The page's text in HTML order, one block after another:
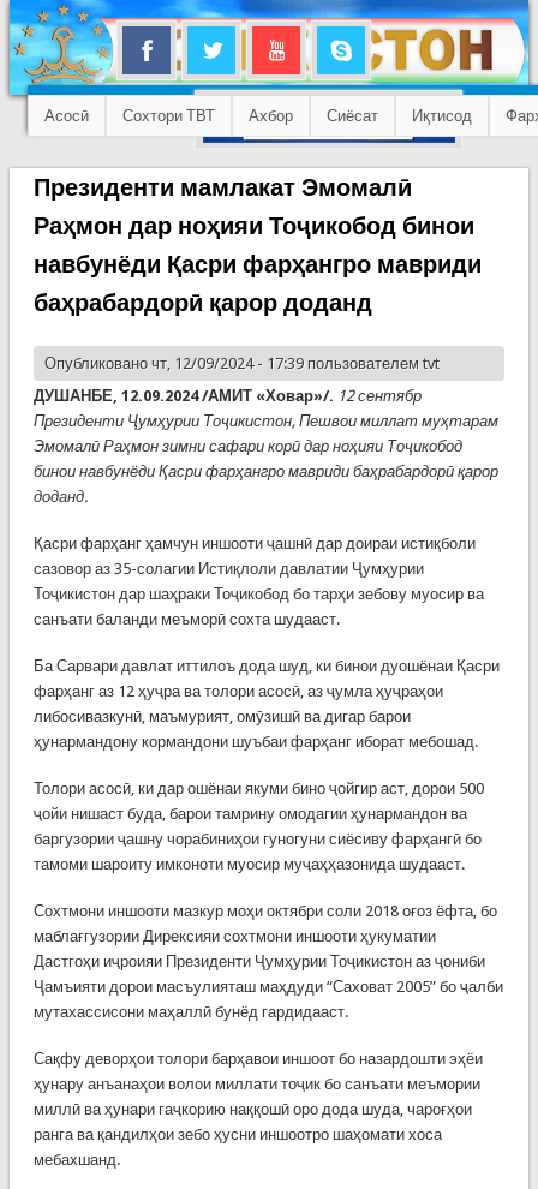
Асосӣ Сохтори ТВТ Ахбор Сиёсат Иқтисод
Президенти мамлакат Эмомалӣ
Раҳмон дар ноҳияи Тоҷикобод бинои
навбунёди Қасри фарҳангро мавриди
баҳрабардорӣ қарор доданд
Опубликовано чт, 12/09/2024 - 17:39 пользователем tvt
ДУШАНБЕ, 12.09.2024 /АМИТ «Ховар»/. 12 сентябр
Президенти Ҷумҳурии Тоҷикистон, Пешвои миллат муҳтарам
Эмомалӣ Раҳмон зимни сафари корӣ дар ноҳияи Тоҷикобод
бинои навбунёди Қасри фарҳангро мавриди баҳрабардорӣ қарор
доданд.
Қасри фарҳанг ҳамчун иншооти ҷашнӣ дар доираи истиқболи
сазовор аз 35-солагии Истиқлоли давлатии Ҷумҳурии
Тоҷикистон дар шаҳраки Тоҷикобод бо тарҳи зебову муосир ва
санъати баланди меъморӣ сохта шудааст.
Ба Сарвари давлат иттилоъ дода шуд, ки бинои дуошёнаи Қасри
фарҳанг аз 12 ҳуҷра ва толори асосӣ, аз ҷумла ҳуҷраҳои
либосивазкунӣ, маъмурият, омӯзишӣ ва дигар барои
ҳунармандону кормандони шуъбаи фарҳанг иборат мебошад.
Толори асосӣ, ки дар ошёнаи якуми бино ҷойгир аст, дорои 500
ҷойи нишаст буда, барои тамрину омодагии ҳунармандон ва
баргузории ҷашну чорабиниҳои гуногуни сиёсиву фарҳангӣ бо
тамоми шароиту имконоти муосир муҷаҳҳазонида шудааст.
Сохтмони иншооти мазкур моҳи октябри соли 2018 оғоз ёфта, бо
маблағгузории Дирексияи сохтмони иншооти ҳукуматии
Дастгоҳи иҷроияи Президенти Ҷумҳурии Тоҷикистон аз ҷониби
Ҷамъияти дорои масъулияташ маҳдуди “Саховат 2005” бо ҷалби
мутахассисони маҳаллӣ бунёд гардидааст.
Сақфу деворҳои толори барҳавои иншоот бо назардошти эҳёи
ҳунару анъанаҳои волои миллати тоҷик бо санъати меъмории
миллӣ ва ҳунари гаҷкорию наққошӣ оро дода шуда, чароғҳои
ранга ва қандилҳои зебо ҳусни иншоотро шаҳомати хоса
мебахшанд.